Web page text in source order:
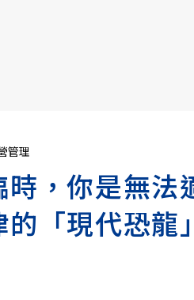
管理
時，你是無法
的「現代恐龍